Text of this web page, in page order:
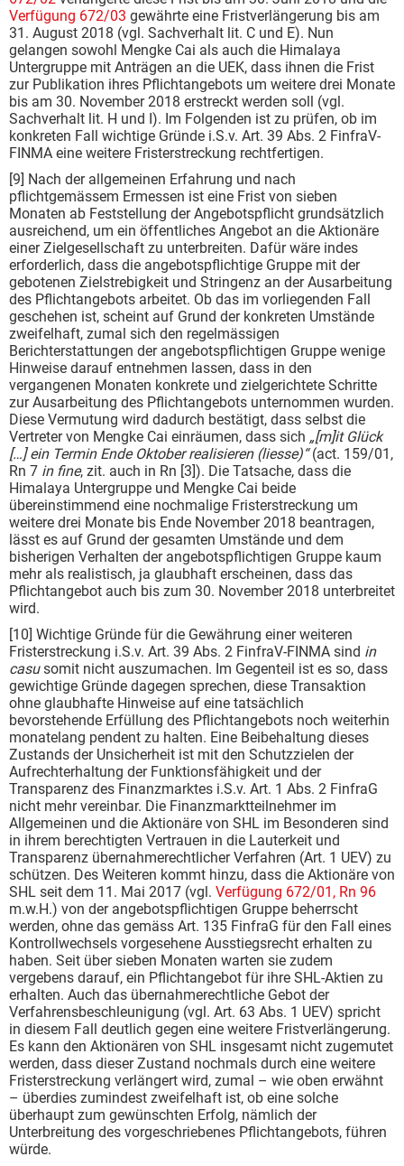
Verfügung 672/03 gewährte eine Fristverlängerung bis am
31. August 2018 (vgl. Sachverhalt lit. C und E). Nun
gelangen sowohl Mengke Cai als auch die Himalaya
Untergruppe mit Anträgen an die UEK, dass ihnen die Frist
zur Publikation ihres Pflichtangebots um weitere drei Monate
bis am 30. November 2018 erstreckt werden soll (vgl.
Sachverhalt lit. H und I). Im Folgenden ist zu prüfen, ob im
konkreten Fall wichtige Gründe i.S.v. Art. 39 Abs. 2 FinfraV-
FINMA eine weitere Fristerstreckung rechtfertigen.
[9] Nach der allgemeinen Erfahrung und nach
pflichtgemässem Ermessen ist eine Frist von sieben
Monaten ab Feststellung der Angebotspflicht grundsätzlich
ausreichend, um ein öffentliches Angebot an die Aktionäre
einer Zielgesellschaft zu unterbreiten. Dafür wäre indes
erforderlich, dass die angebotspflichtige Gruppe mit der
gebotenen Zielstrebigkeit und Stringenz an der Ausarbeitung
des Pflichtangebots arbeitet. Ob das im vorliegenden Fall
geschehen ist, scheint auf Grund der konkreten Umstände
zweifelhaft, zumal sich den regelmässigen
Berichterstattungen der angebotspflichtigen Gruppe wenige
Hinweise darauf entnehmen lassen, dass in den
vergangenen Monaten konkrete und zielgerichtete Schritte
zur Ausarbeitung des Pflichtangebots unternommen wurden.
Diese Vermutung wird dadurch bestätigt, dass selbst die
Vertreter von Mengke Cai einräumen, dass sich „[m]it Glück
[…] ein Termin Ende Oktober realisieren (liesse)“(act. 159/01,
Rn 7 in fine, zit. auch in Rn [3]). Die Tatsache, dass die
Himalaya Untergruppe und Mengke Cai beide
übereinstimmend eine nochmalige Fristerstreckung um
weitere drei Monate bis Ende November 2018 beantragen,
lässt es auf Grund der gesamten Umstände und dem
bisherigen Verhalten der angebotspflichtigen Gruppe kaum
mehr als realistisch, ja glaubhaft erscheinen, dass das
Pflichtangebot auch bis zum 30. November 2018 unterbreitet
wird.
[10] Wichtige Gründe für die Gewährung einer weiteren
Fristerstreckung i.S.v. Art. 39 Abs. 2 FinfraV-FINMA sind in
casusomit nicht auszumachen. Im Gegenteil ist es so, dass
gewichtige Gründe dagegen sprechen, diese Transaktion
ohne glaubhafte Hinweise auf eine tatsächlich
bevorstehende Erfüllung des Pflichtangebots noch weiterhin
monatelang pendent zu halten. Eine Beibehaltung dieses
Zustands der Unsicherheit ist mit den Schutzzielen der
Aufrechterhaltung der Funktionsfähigkeit und der
Transparenz des Finanzmarktes i.S.v. Art. 1 Abs. 2 FinfraG
nicht mehr vereinbar. Die Finanzmarktteilnehmer im
Allgemeinen und die Aktionäre von SHL im Besonderen sind
in ihrem berechtigten Vertrauen in die Lauterkeit und
Transparenz übernahmerechtlicher Verfahren (Art. 1 UEV) zu
schützen. Des Weiteren kommt hinzu, dass die Aktionäre von
SHL seit dem 11. Mai 2017 (vgl. Verfügung 672/01, Rn 96
m.w.H.) von der angebotspflichtigen Gruppe beherrscht
werden, ohne das gemäss Art. 135 FinfraG für den Fall eines
Kontrollwechsels vorgesehene Ausstiegsrecht erhalten zu
haben. Seit über sieben Monaten warten sie zudem
vergebens darauf, ein Pflichtangebot für ihre SHL-Aktien zu
erhalten. Auch das übernahmerechtliche Gebot der
Verfahrensbeschleunigung (vgl. Art. 63 Abs. 1 UEV) spricht
in diesem Fall deutlich gegen eine weitere Fristverlängerung.
Es kann den Aktionären von SHL insgesamt nicht zugemutet
werden, dass dieser Zustand nochmals durch eine weitere
Fristerstreckung verlängert wird, zumal – wie oben erwähnt
– überdies zumindest zweifelhaft ist, ob eine solche
überhaupt zum gewünschten Erfolg, nämlich der
Unterbreitung des vorgeschriebenes Pflichtangebots, führen
würde.